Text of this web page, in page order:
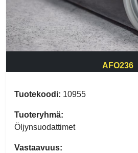
AFO236
Tuotekoodi: 10955
Tuoteryhmä:
Öljynsuodattimet
Vastaavuus: